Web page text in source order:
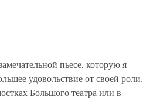
пьесе, которую я
удовольствие от своей роли.
Большого театра или в